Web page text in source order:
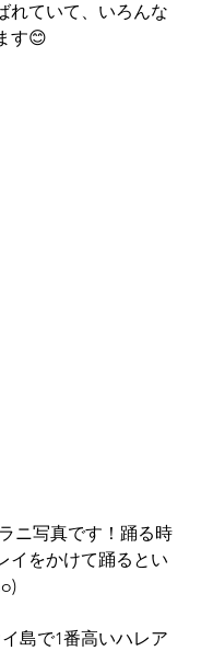
れていて、いろんな
す😊
ニ写真です！踊る時
イをかけて踊るとい
島で1番高いハレア